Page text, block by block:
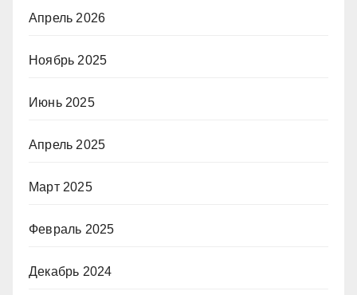
Апрель 2026
Ноябрь 2025
Июнь 2025
Апрель 2025
Март 2025
Февраль 2025
Декабрь 2024